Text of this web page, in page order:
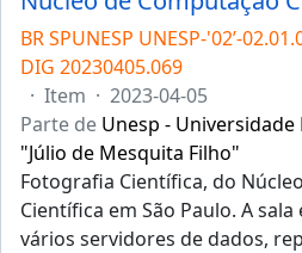
BR SPUNESP UNESP-'02’-
DIG 20230405.069
· Item · 2023-04-05
Parte de Unesp - Universidade
"Júlio de Mesquita Filho"
Fotografia Científica, do
Científica em São Paulo. A
vários servidores de dados,